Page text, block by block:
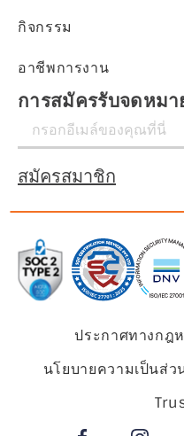
กิจกรรม
อาชีพการงาน
การสมัครรับจดหมา
สมัครสมาชิก
ประกาศทางกฎ
นโยบายความเป็นส่ว